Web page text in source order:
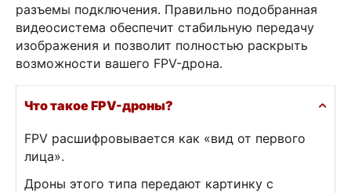
разъемы подключения. Правильно подобранная
видеосистема обеспечит стабильную передачу
изображения и позволит полностью раскрыть
возможности вашего FPV-дрона.
Что такое FPV-дроны?
FPV расшифровывается как «вид от первого
лица».
Дроны этого типа передают картинку с